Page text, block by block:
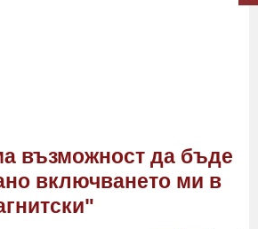
възможност да бъде
включването ми в